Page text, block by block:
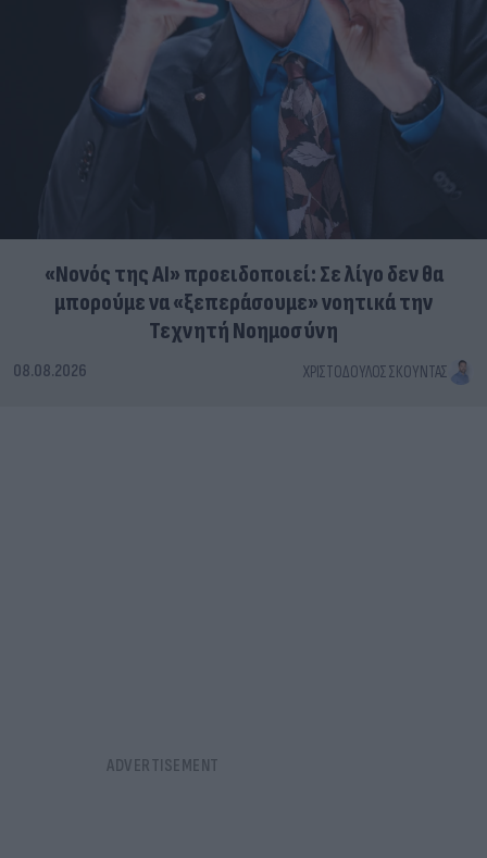
«Νονός της AI» προειδοποιεί: Σε λίγο δεν θα
μπορούμε να «ξεπεράσουμε» νοητικά την
Τεχνητή Νοημοσύνη
08.08.2026 ΧΡΙΣΤΌΔΟΥΛΟΣ ΣΚΟΎΝΤΑΣ